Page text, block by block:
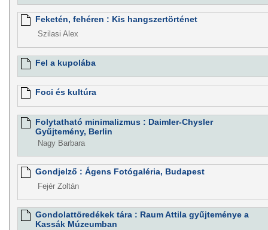
Feketén, fehéren : Kis hangszertörténet
Szilasi Alex
Fel a kupolába
Foci és kultúra
Folytatható minimalizmus : Daimler-Chysler
Gyűjtemény, Berlin
Nagy Barbara
Gondjelző : Ágens Fotógaléria, Budapest
Fejér Zoltán
Gondolattöredékek tára : Raum Attila gyűjteménye a
Kassák Múzeumban